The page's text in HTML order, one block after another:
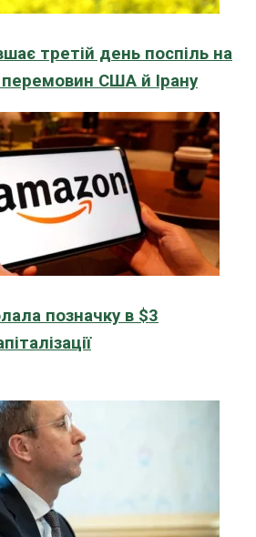
третій день поспіль на
США й Ірану
позначку в $3